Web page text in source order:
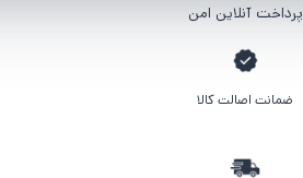
پرداخت آنلاین امن
ضمانت اصالت کالا